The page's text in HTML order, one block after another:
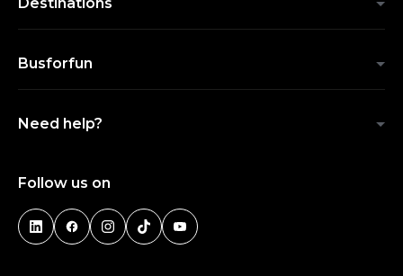
Busforfun
Need help?
Follow us on